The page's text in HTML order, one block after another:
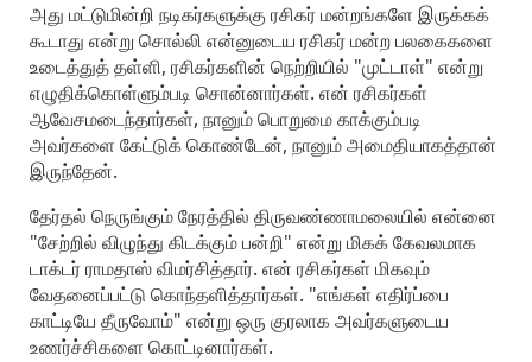
அது மட்டுமின்றி நடிகர்களுக்கு ரசிகர் மன்றங்களே இருக்கக்
கூடாது என்று சொல்லி என்னுடைய ரசிகர் மன்ற பலகைகளை
உடைத்துத் தள்ளி, ரசிகர்களின் நெற்றியில் "முட்டாள்" என்று
எழுதிக்கொள்ளும்படி சொன்னார்கள். என் ரசிகர்கள்
ஆவேசமடைந்தார்கள், நானும் பொறுமை காக்கும்படி
அவர்களை கேட்டுக் கொண்டேன், நானும் அமைதியாகத்தான்
இருந்தேன்.
தேர்தல் நெருங்கும் நேரத்தில் திருவண்ணாமலையில் என்னை
"சேற்றில் விழுந்து கிடக்கும் பன்றி" என்று மிகக் கேவலமாக
டாக்டர் ராமதாஸ் விமர்சித்தார். என் ரசிகர்கள் மிகவும்
வேதனைப்பட்டு கொந்தளித்தார்கள். "எங்கள் எதிர்ப்பை
காட்டியே தீருவோம்" என்று ஒரு குரலாக அவர்களுடைய
உணர்ச்சிகளை கொட்டினார்கள்.